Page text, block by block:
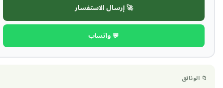
🚀 إرسال الاستفسار
💬 واتساب
📁 الوثائق